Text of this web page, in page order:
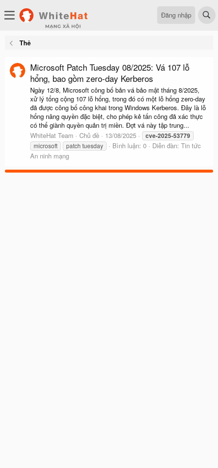
Đăng nhập
Thẻ
Microsoft Patch Tuesday 08/2025: Vá 107 lỗ
hổng, bao gồm zero-day Kerberos
Ngày 12/8, Microsoft công bố bản vá bảo mật tháng 8/2025,
xử lý tổng cộng 107 lỗ hổng, trong đó có một lỗ hổng zero-day
đã được công bố công khai trong Windows Kerberos. Đây là lỗ
hổng nâng quyền đặc biệt, cho phép kẻ tấn công đã xác thực
có thể giành quyền quản trị miền. Đợt vá này tập trung...
WhiteHat Team
Chủ đề 13/08/2025 cve-2025-53779
microsoft patch tuesday Bình luận: 0 Diễn đàn: Tin tức
An ninh mạng